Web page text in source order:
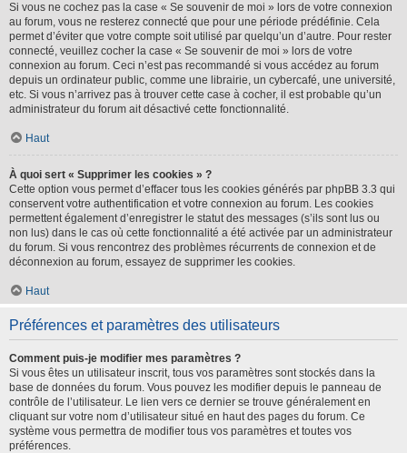
Si vous ne cochez pas la case « Se souvenir de moi » lors de votre connexion
au forum, vous ne resterez connecté que pour une période prédéfinie. Cela
permet d’éviter que votre compte soit utilisé par quelqu’un d’autre. Pour rester
connecté, veuillez cocher la case « Se souvenir de moi » lors de votre
connexion au forum. Ceci n’est pas recommandé si vous accédez au forum
depuis un ordinateur public, comme une librairie, un cybercafé, une université,
etc. Si vous n’arrivez pas à trouver cette case à cocher, il est probable qu’un
administrateur du forum ait désactivé cette fonctionnalité.
Haut
À quoi sert « Supprimer les cookies » ?
Cette option vous permet d’effacer tous les cookies générés par phpBB 3.3 qui
conservent votre authentification et votre connexion au forum. Les cookies
permettent également d’enregistrer le statut des messages (s’ils sont lus ou
non lus) dans le cas où cette fonctionnalité a été activée par un administrateur
du forum. Si vous rencontrez des problèmes récurrents de connexion et de
déconnexion au forum, essayez de supprimer les cookies.
Haut
Préférences et paramètres des utilisateurs
Comment puis-je modifier mes paramètres ?
Si vous êtes un utilisateur inscrit, tous vos paramètres sont stockés dans la
base de données du forum. Vous pouvez les modifier depuis le panneau de
contrôle de l’utilisateur. Le lien vers ce dernier se trouve généralement en
cliquant sur votre nom d’utilisateur situé en haut des pages du forum. Ce
système vous permettra de modifier tous vos paramètres et toutes vos
préférences.